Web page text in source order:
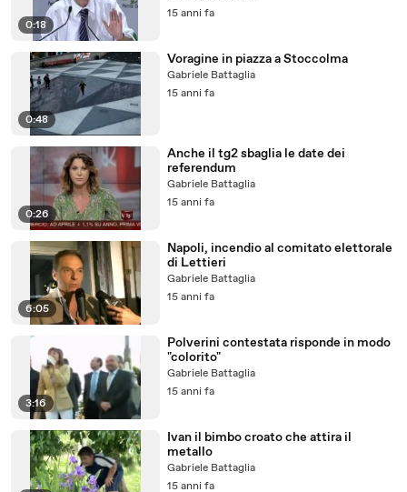
0:18
15 anni fa
0:48
Voragine in piazza a Stoccolma
Gabriele Battaglia
15 anni fa
0:26
Anche il tg2 sbaglia le date dei
referendum
Gabriele Battaglia
15 anni fa
6:05
Napoli, incendio al comitato elettorale
di Lettieri
Gabriele Battaglia
15 anni fa
3:16
Polverini contestata risponde in modo
"colorito"
Gabriele Battaglia
15 anni fa
Ivan il bimbo croato che attira il
metallo
Gabriele Battaglia
15 anni fa